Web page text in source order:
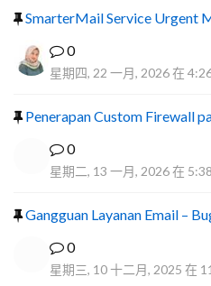
SmarterMail Service Urgent
0
星期四, 22 一月, 2026 在
Penerapan Custom Firewall
0
星期二, 13 一月, 2026 在
Gangguan Layanan Email –
0
星期三, 10 十二月, 2025 在